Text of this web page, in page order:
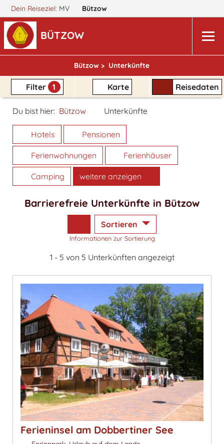
Dein Reiseziel: MV Bützow
BÜTZOW
Bützow > Unterkünfte
Filter 1 Karte Reisedaten
Du bist hier: Bützow Unterkünfte
Hotels Pensionen
Ferienwohnungen Ferienhäuser
Camping weitere anzeigen
Barrierefreie Unterkünfte in Bützow
Sortieren
Informationen zur Sortierung
1 - 5 von 5 Unterkünften angezeigt
Ferieninsel am Dobbertiner See